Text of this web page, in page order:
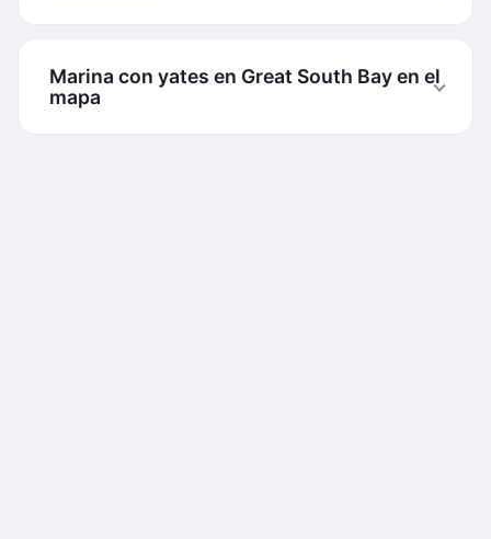
Marina con yates en Great South Bay en el
mapa